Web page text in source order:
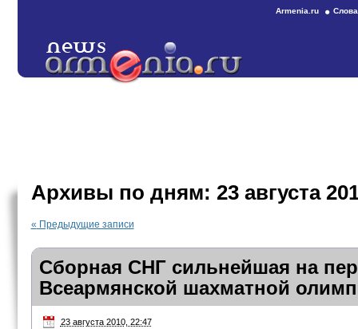
Armenia.ru
Архивы по дням: 23 августа
« Предыдущие записи
Сборная СНГ сильнейшая на
Всеармянской шахматной
23 августа 2010, 22:47